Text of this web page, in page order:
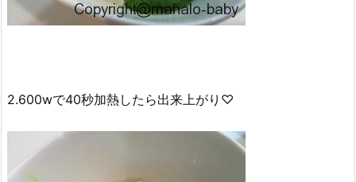
2.600wで40秒加熱したら出来上がり♡